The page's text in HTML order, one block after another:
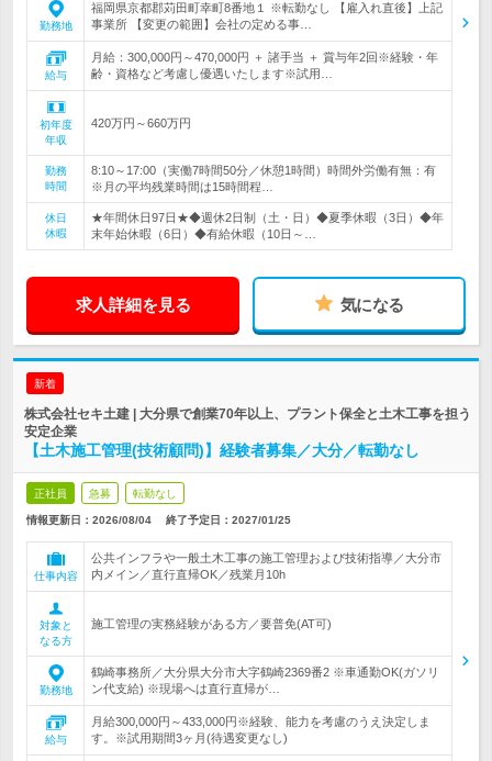
勤務地
福岡県京都郡苅田町幸町8番地１ ※転勤なし 【雇入れ直後】上記
事業所 【変更の範囲】会社の定める事…
給与
月給：300,000円～470,000円 ＋ 諸手当 ＋ 賞与年2回※経験・年
齢・資格など考慮し優遇いたします※試用…
初年度
年収
420万円～660万円
勤務
時間
8:10～17:00（実働7時間50分／休憩1時間）時間外労働有無：有
※月の平均残業時間は15時間程…
休日
休暇
★年間休日97日★◆週休2日制（土・日）◆夏季休暇（3日）◆年
末年始休暇（6日）◆有給休暇（10日～…
求人詳細を見る 気になる
新着
株式会社セキ土建 | 大分県で創業70年以上、プラント保全と土木工事を担う
安定企業
【土木施工管理(技術顧問)】経験者募集／大分／転勤なし
正社員 急募 転勤なし
情報更新日：2026/08/04 終了予定日： 2027/01/25
仕事内容
公共インフラや一般土木工事の施工管理および技術指導／大分市
内メイン／直行直帰OK／残業月10h
対象と
なる方
施工管理の実務経験がある方／要普免(AT可)
勤務地
鶴崎事務所／大分県大分市大字鶴崎2369番2 ※車通勤OK(ガソリ
ン代支給) ※現場へは直行直帰が…
給与
月給300,000円～433,000円※経験、能力を考慮のうえ決定しま
す。※試用期間3ヶ月(待遇変更なし)